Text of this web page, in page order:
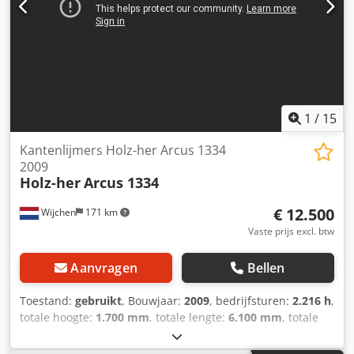
gespecificeerd (gereedschappen aanwezig) 9.
Vlakschraapunit (gereedschappen aanwezig)
1 / 15
Wijchen 171 km
Kantenlijmers Holz-her Arcus 1334
2009
Holz-herArcus 1334
€ 12.500
Vaste prijs excl. btw
Aanvragen Bellen
Toestand: gebruikt, Bouwjaar: 2009, bedrijfsturen: 2.216 h,
totale hoogte: 1.700 mm, totale lengte: 6.100 mm, totale
, Gewicht: 2.500 kg Dksdpfx Aex Aq
Dpomnor - Machine beschikbaar vanaf: 2026-01-19 -